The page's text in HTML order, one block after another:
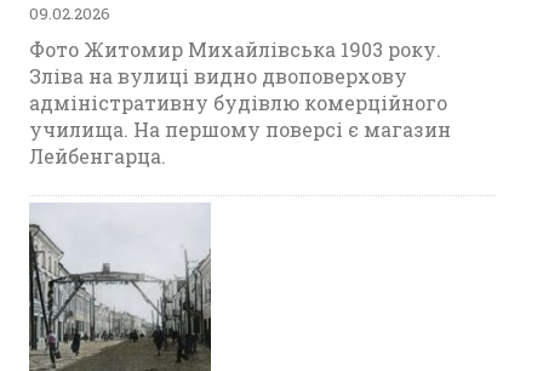
09.02.2026
Фото Житомир Михайлівська 1903 року.
Зліва на вулиці видно двоповерхову
адміністративну будівлю комерційного
училища. На першому поверсі є магазин
Лейбенгарца.